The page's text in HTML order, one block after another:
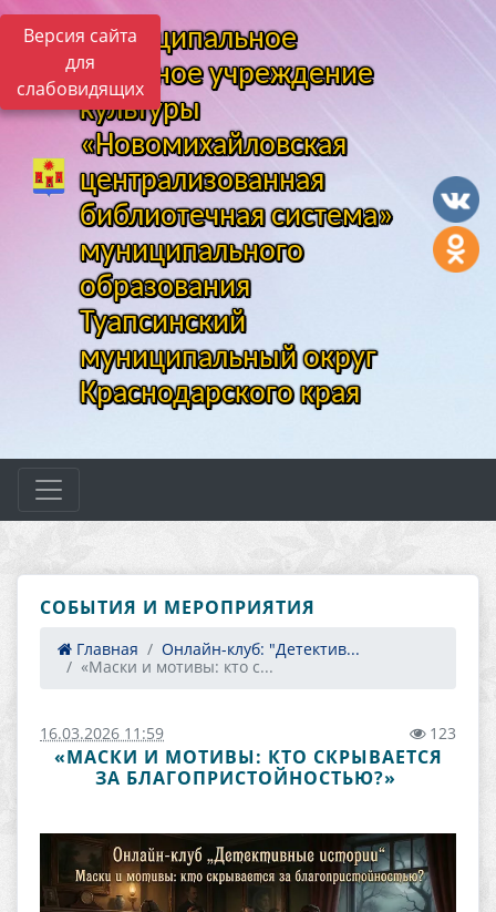
Версия сайта
для
слабовидящих
Муниципальное
казенное учреждение
культуры
«Новомихайловская
централизованная
библиотечная система»
муниципального
образования
Туапсинский
муниципальный округ
Краснодарского края
СОБЫТИЯ И МЕРОПРИЯТИЯ
Главная
Онлайн-клуб: "Детектив...
«Маски и мотивы: кто с...
16.03.2026 11:59 123
«МАСКИ И МОТИВЫ: КТО СКРЫВАЕТСЯ
ЗА БЛАГОПРИСТОЙНОСТЬЮ?» ​